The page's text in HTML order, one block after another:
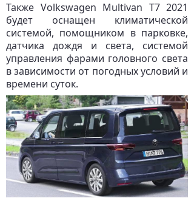
Также Volkswagen Multivan T7 2021
будет оснащен климатической
системой, помощником в парковке,
датчика дождя и света, системой
управления фарами головного света
в зависимости от погодных условий и
времени суток.